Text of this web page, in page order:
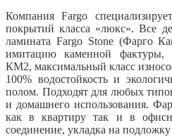
Компания Fargo
покрытий класса «люкс». Все
ламината Fargo Stone (Фарго
имитацию каменной фактуры,
КМ2, максимальный класс
100% водостойкость и
полом. Подходят для любых
и домашнего использования.
как в квартиру так и в
соединение, укладка на